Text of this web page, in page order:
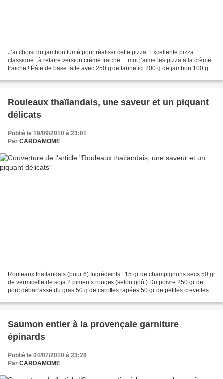
J’ai choisi du jambon fumé pour réaliser cette pizza. Excellente pizza
classique ; à refaire version crème fraiche….moi j’aime les pizza à la crème
fraiche ! Pâte de base faite avec 250 g de farine ici 200 g de jambon 100 gr
Rouleaux thaïlandais, une saveur et un piquant
délicats
Publié le 19/09/2010 à 23:01
Par CARDAMOME
Rouleaux thaïlandais (pour 6) Ingrédients : 15 gr de champignons secs 50 gr
de vermicelle de soja 2 piments rouges (selon goût) Du poivre 250 gr de
porc débarrassé du gras 50 g de carottes rapées 50 gr de petites crevettes
Saumon entier à la provençale garniture
épinards
Publié le 04/07/2010 à 23:28
Par CARDAMOME